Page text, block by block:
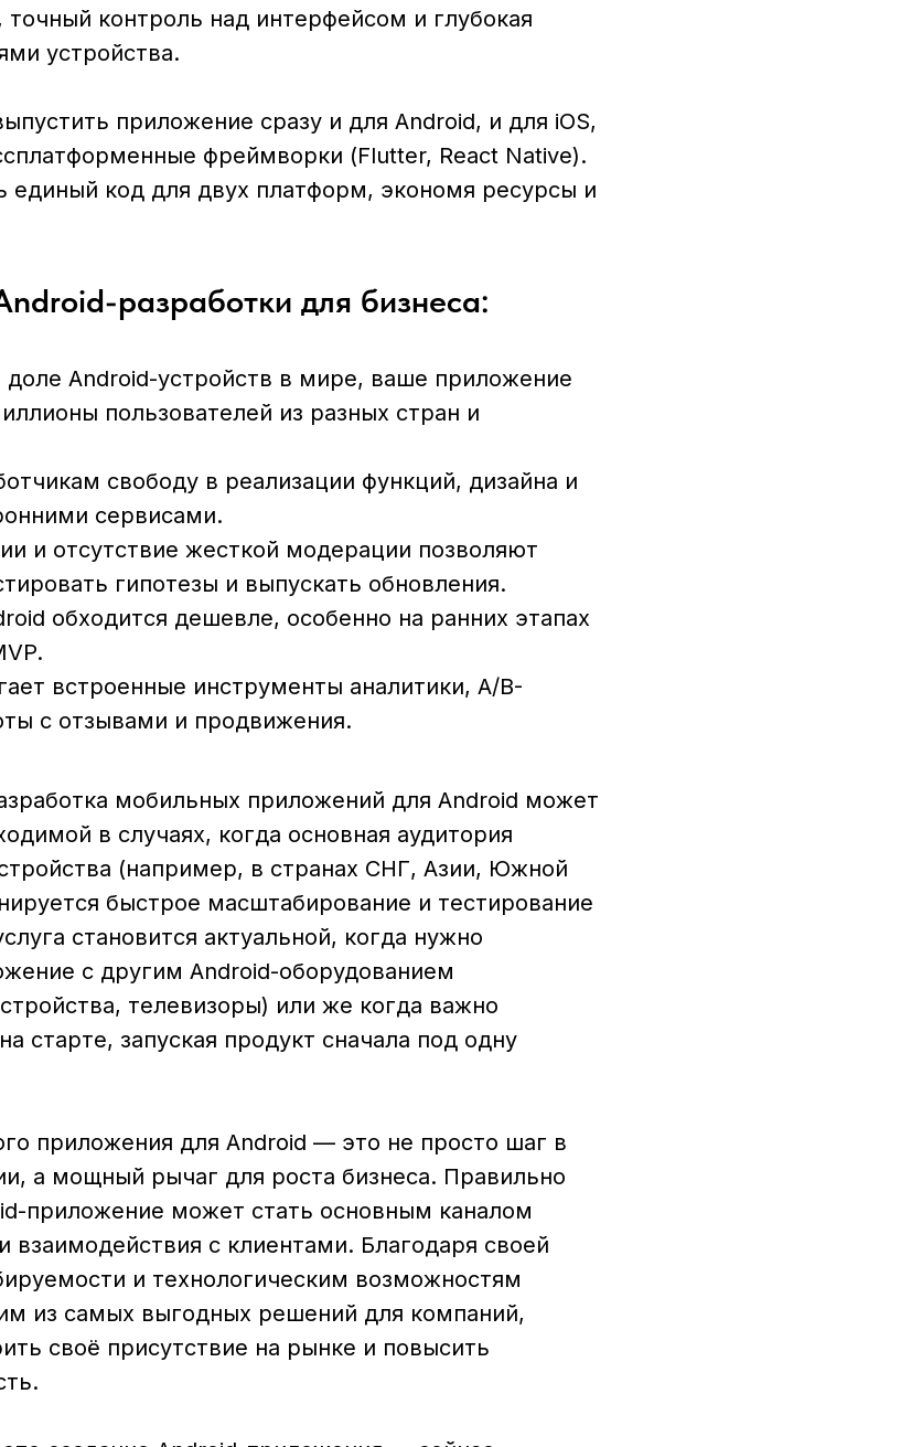
точный контроль над интерфейсом и глубокая
устройства.
приложение сразу и для Android, и для iOS,
фреймворки (Flutter, React Native).
единый код для двух платформ, экономя ресурсы и
разработки для бизнеса:
доле Android-устройств в мире, ваше приложение
пользователей из разных стран и
свободу в реализации функций, дизайна и
сервисами.
и отсутствие жесткой модерации позволяют
гипотезы и выпускать обновления.
обходится дешевле, особенно на ранних этапах
встроенные инструменты аналитики, A/B-
с отзывами и продвижения.
мобильных приложений для Android может
в случаях, когда основная аудитория
(например, в странах СНГ, Азии, Южной
быстрое масштабирование и тестирование
становится актуальной, когда нужно
с другим Android-оборудованием
телевизоры) или же когда важно
старте, запуская продукт сначала под одну
приложения для Android — это не просто шаг в
а мощный рычаг для роста бизнеса. Правильно
приложение может стать основным каналом
взаимодействия с клиентами. Благодаря своей
и технологическим возможностям
из самых выгодных решений для компаний,
своё присутствие на рынке и повысить